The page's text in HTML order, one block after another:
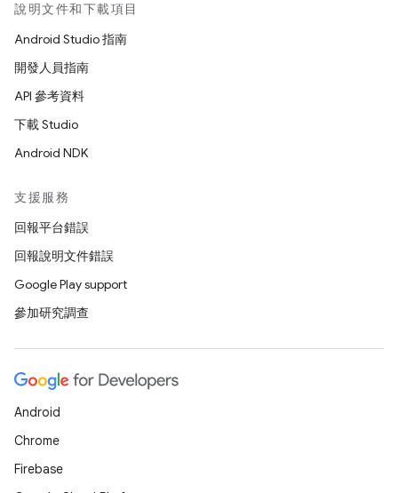
說明文件和下載項目
Android Studio 指南
開發人員指南
API 參考資料
下載 Studio
Android NDK
支援服務
回報平台錯誤
回報說明文件錯誤
Google Play support
參加研究調查
Android
Chrome
Firebase